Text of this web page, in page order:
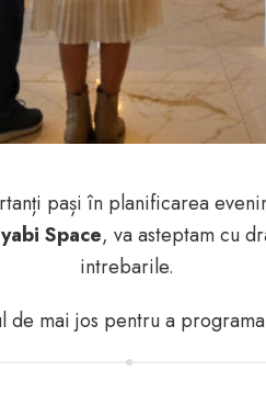
pași în planificarea
Space, va asteptam cu
intrebarile.
de mai jos pentru a